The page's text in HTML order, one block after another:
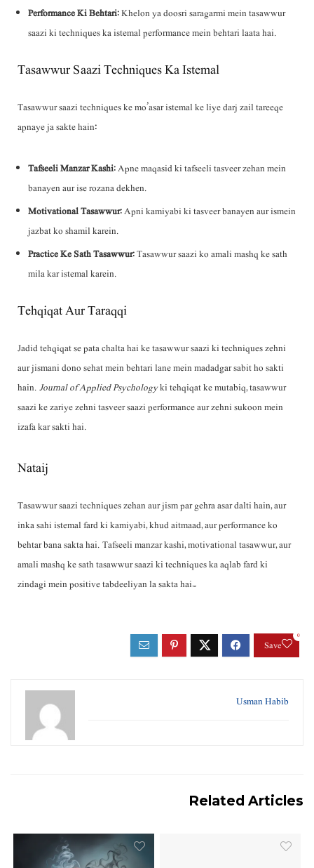
Performance Ki Behtari: Khelon ya doosri saragarmi mein tasawwur
saazi ki techniques ka istemal performance mein behtari laata hai.
Tasawwur Saazi Techniques Ka Istemal
Tasawwur saazi techniques ke mo’asar istemal ke liye darj zail tareeqe
apnaye ja sakte hain:
Tafseeli Manzar Kashi: Apne maqasid ki tafseeli tasveer zehan mein
banayen aur ise rozana dekhen.
Motivational Tasawwur: Apni kamiyabi ki tasveer banayen aur ismein
jazbat ko shamil karein.
Practice Ke Sath Tasawwur: Tasawwur saazi ko amali mashq ke sath
mila kar istemal karein.
Tehqiqat Aur Taraqqi
Jadid tehqiqat se pata chalta hai ke tasawwur saazi ki techniques zehni
aur jismani dono sehat mein behtari lane mein madadgar sabit ho sakti
hain.Journal of Applied Psychologyki tehqiqat ke mutabiq, tasawwur
saazi ke zariye zehni tasveer saazi performance aur zehni sukoon mein
izafa kar sakti hai.
Nataij
Tasawwur saazi techniques zehan aur jism par gehra asar dalti hain, aur
inka sahi istemal fard ki kamiyabi, khud aitmaad, aur performance ko
behtar bana sakta hai. Tafseeli manzar kashi, motivational tasawwur, aur
amali mashq ke sath tasawwur saazi ki techniques ka aqlab fard ki
zindagi mein positive tabdeeliyan la sakta hai۔
Save
0
Usman Habib
Related Articles